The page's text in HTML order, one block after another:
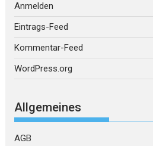
Anmelden
Eintrags-Feed
Kommentar-Feed
WordPress.org
Allgemeines
AGB